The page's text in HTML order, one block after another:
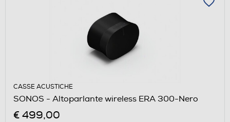
CASSE ACUSTICHE
SONOS - Altoparlante wireless ERA 300-Nero
€ 499,00